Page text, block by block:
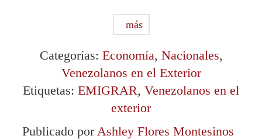
más
Categorías: Economía, Nacionales,
Venezolanos en el Exterior
Etiquetas: EMIGRAR, Venezolanos en el
exterior
Publicado porAshley Flores Montesinos